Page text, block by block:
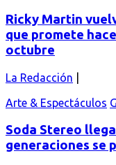
Ricky Martin
que promete
octubre
La Redacción
Arte & Espectáculos
Soda Stereo
generaciones se